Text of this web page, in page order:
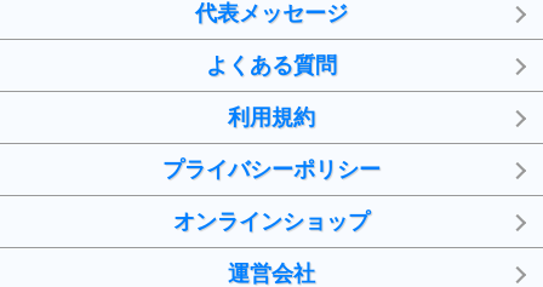
代表メッセージ
よくある質問
利用規約
プライバシーポリシー
オンラインショップ
運営会社